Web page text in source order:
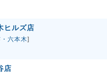
ヒルズ店
六本木]
店